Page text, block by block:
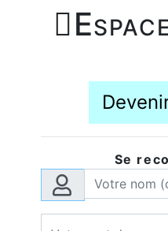

Se